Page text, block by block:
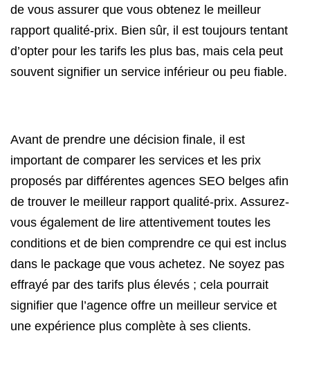
de vous assurer que vous obtenez le meilleur
rapport qualité-prix. Bien sûr, il est toujours tentant
d’opter pour les tarifs les plus bas, mais cela peut
souvent signifier un service inférieur ou peu fiable.
Avant de prendre une décision finale, il est
important de comparer les services et les prix
proposés par différentes agences SEO belges afin
de trouver le meilleur rapport qualité-prix. Assurez-
vous également de lire attentivement toutes les
conditions et de bien comprendre ce qui est inclus
dans le package que vous achetez. Ne soyez pas
effrayé par des tarifs plus élevés ; cela pourrait
signifier que l’agence offre un meilleur service et
une expérience plus complète à ses clients.